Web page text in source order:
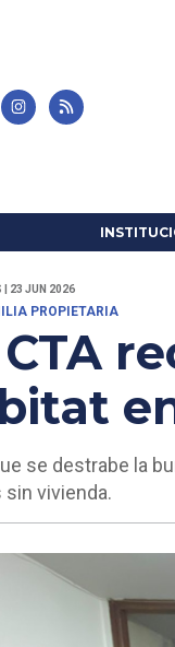
| 23 JUN 2026
PROPIETARIA
se destrabe la
vivienda.